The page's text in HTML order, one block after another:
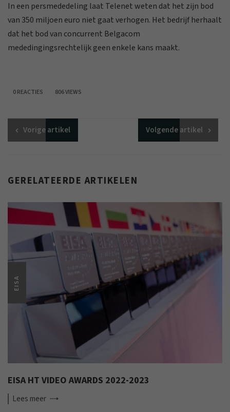
In een persmededeling laat Telenet weten dat het zijn bod
van 350 miljoen euro niet gaat verhogen. Het bedrijf herhaalt
dat het bod van concurrent Belgacom
mededingingsrechtelijk geen enkele kans maakt.
0 REACTIES 806 VIEWS
Vorigeartikel Volgendeartikel
GERELATEERDE ARTIKELEN
EISA
EISA HT VIDEO AWARDS 2022-2023
Lees meer